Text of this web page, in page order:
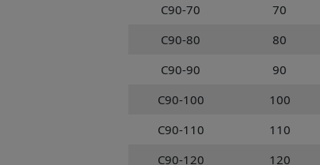
C90-70
70
C90-80
80
C90-90
90
C90-100
100
C90-110
110
C90-120
120